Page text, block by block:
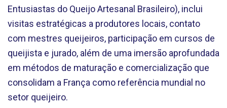
Entusiastas do Queijo Artesanal Brasileiro), inclui
visitas estratégicas a produtores locais, contato
com mestres queijeiros, participação em cursos de
queijista e jurado, além de uma imersão aprofundada
em métodos de maturação e comercialização que
consolidam a França como referência mundial no
setor queijeiro.